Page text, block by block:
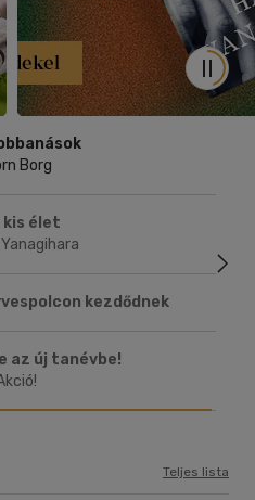
Borg
kis élet
kezdődnek
az új tanévbe!
Teljes lista